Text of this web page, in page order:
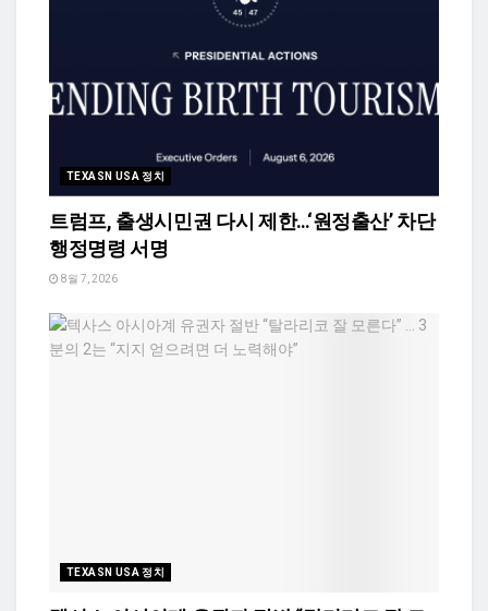
TEXASN USA 정치
트럼프, 출생시민권 다시 제한…‘원정출산’ 차단
행정명령 서명
8월 7, 2026
TEXASN USA 정치